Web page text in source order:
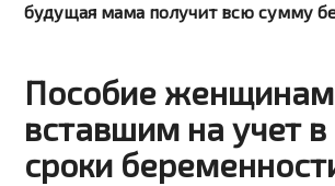
будущая мама получит всю сумму
Пособие
вставшим на учет
сроки